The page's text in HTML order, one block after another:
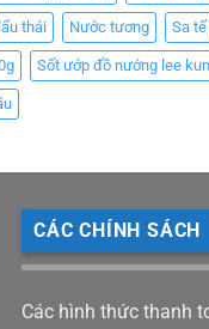
lẩu thái Nước tương Sa tế
Sốt ướp đồ nướng lee
CÁC CHÍNH SÁCH
Các hình thức thanh